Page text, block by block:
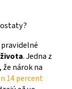
. Jedna z
nárok na
14 percent